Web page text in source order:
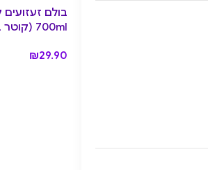
700ml (קוטר בקירוב 7.3 ס”מ) – Dusk
₪29.90